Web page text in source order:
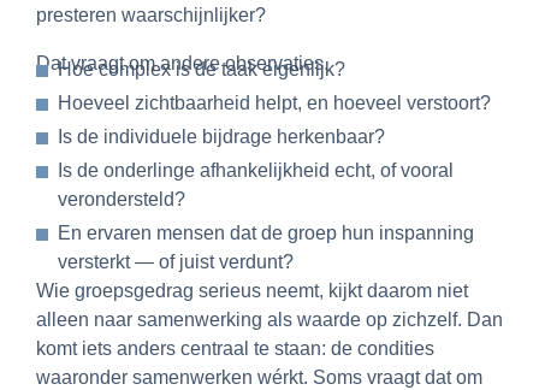
presteren waarschijnlijker?
Dat vraagt om andere observaties.
Hoe complex is de taak eigenlijk?
Hoeveel zichtbaarheid helpt, en hoeveel verstoort?
Is de individuele bijdrage herkenbaar?
Is de onderlinge afhankelijkheid echt, of vooral
verondersteld?
En ervaren mensen dat de groep hun inspanning
versterkt — of juist verdunt?
Wie groepsgedrag serieus neemt, kijkt daarom niet
alleen naar samenwerking als waarde op zichzelf. Dan
komt iets anders centraal te staan: de condities
waaronder samenwerken wérkt. Soms vraagt dat om